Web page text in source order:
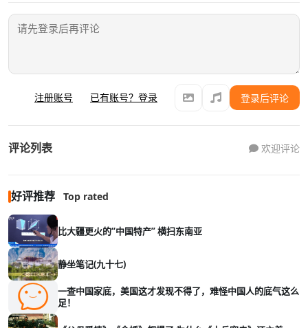
注册账号 已有账号？登录 登录后评论
评论列表 欢迎评论
好评推荐 Top rated
比大疆更火的“中国特产” 横扫东南亚
静坐笔记(九十七)
一查中国家底，美国这才发现不得了，难怪中国人的底气这么
足！